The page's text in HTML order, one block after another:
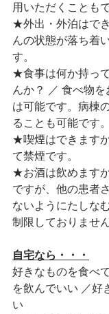
用いただくことも
★外出・外泊はで
んの状態が落ち着
す。
★食事は何か持っ
んか？ ／ 食べ物
は可能です。病棟
ることも可能です。
★喫煙はできます
て禁煙です。
★お酒は飲めます
ですが、他の患者
ないようにたしな
制限しておりません
自宅なら・・・
好きなものを食べ
を飲んでいい ／好
い